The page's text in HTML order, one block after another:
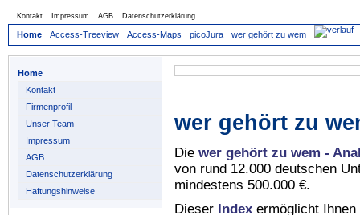
Kontakt Impressum AGB Datenschutzerklärung
Home Access-Treeview Access-Maps picoJura wer gehört zu wem
Home
Kontakt
Firmenprofil
Unser Team
Impressum
AGB
Datenschutzerklärung
Haftungshinweise
wer gehört zu
Die wer gehört zu wem -
von rund 12.000 deutschen
mindestens 500.000 €.
Dieser Index ermöglicht